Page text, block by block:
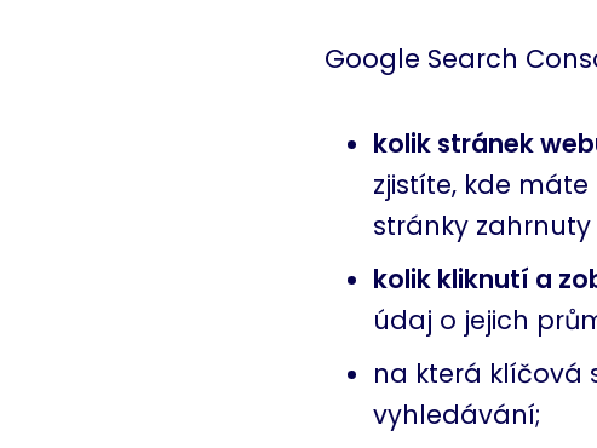
Google Search
kolik stránek
zjistíte, kde
stránky
kolik kliknutí a
údaj o jejich
na která klíčová
vyhledávání;